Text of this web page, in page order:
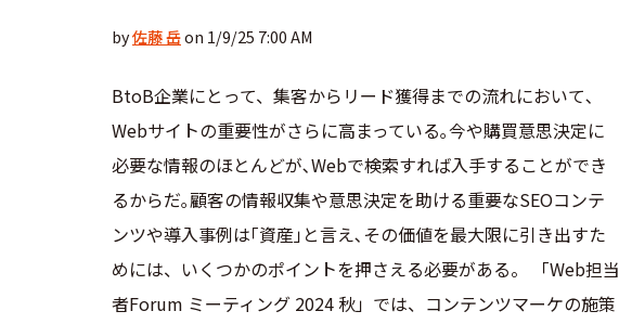
by佐藤 岳on 1/9/25 7:00 AM
BtoB企業にとって、集客からリード獲得までの流れにおいて､
Webサイトの重要性がさらに高まっている｡今や購買意思決定に
必要な情報のほとんどが､Webで検索すれば入手することができ
るからだ｡顧客の情報収集や意思決定を助ける重要なSEOコンテ
ンツや導入事例は｢資産｣と言え､その価値を最大限に引き出すた
めには、いくつかのポイントを押さえる必要がある。 「Web担当
者Forum ミーティング 2024 秋」では、コンテンツマーケの施策